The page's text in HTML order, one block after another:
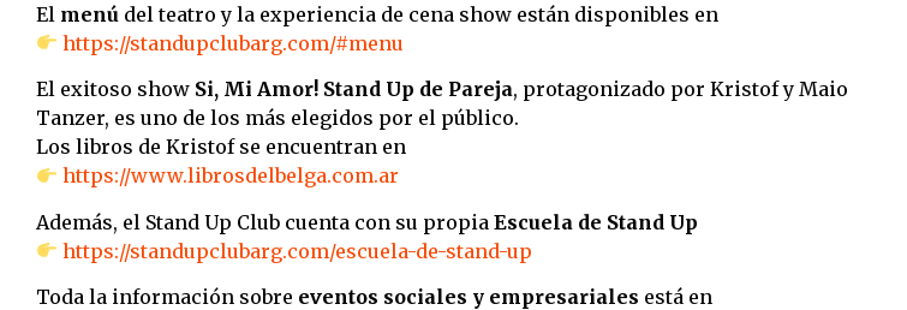
El menú del teatro y la experiencia de cena show están disponibles en
https://standupclubarg.com/#menu
El exitoso show Si, Mi Amor! Stand Up de Pareja, protagonizado por Kristof y Maio
Tanzer, es uno de los más elegidos por el público.
Los libros de Kristof se encuentran en
https://www.librosdelbelga.com.ar
Además, el Stand Up Club cuenta con su propia Escuela de Stand Up
https://standupclubarg.com/escuela-de-stand-up
Toda la información sobre eventos sociales y empresariales está en